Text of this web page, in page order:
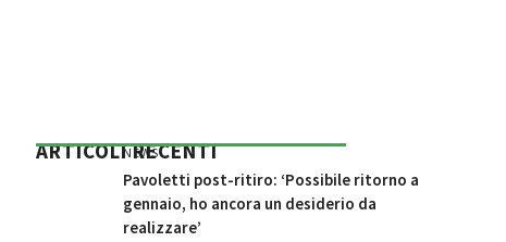
ARTICOLI RECENTI
NEWS
Pavoletti post-ritiro: ‘Possibile ritorno a
gennaio, ho ancora un desiderio da
realizzare’